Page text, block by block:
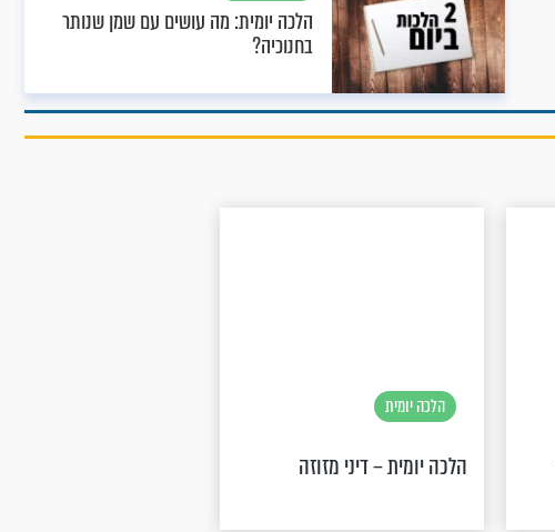
הלכה יומית: מה עושים עם שמן שנותר
בחנוכיה?
הלכה יומית
הלכה יומית – דיני מזוזה